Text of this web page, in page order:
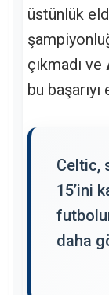
üstünlük
çıkmadı ve
bu
Celtic,
15’ini
daha